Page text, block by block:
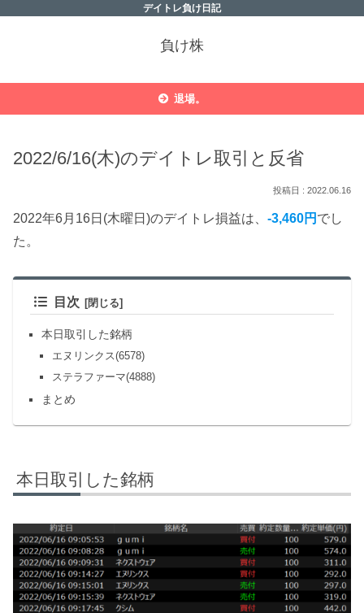
デイトレ負け日記
負け株
退場。
2022/6/16(木)のデイトレ取引と反省
2022.06.16
2022年6月16日(木曜日)のデイトレ損益は、 -3,460円 でし
た。
目次
本日取引した銘柄
エヌリンクス(6578)
ステラファーマ(4888)
まとめ
本日取引した銘柄